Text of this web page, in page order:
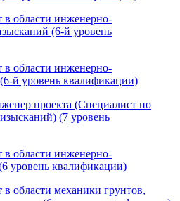
в области инженерно-
(6-й уровень
в области инженерно-
й уровень квалификации)
проекта (Специалист по
(7 уровень
в области инженерно-
уровень квалификации)
области механики грунтов,